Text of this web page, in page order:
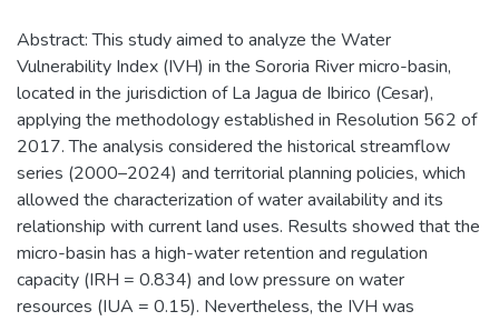
Abstract: This study aimed to analyze the Water
Vulnerability Index (IVH) in the Sororia River micro-basin,
located in the jurisdiction of La Jagua de Ibirico (Cesar),
applying the methodology established in Resolution 562 of
2017. The analysis considered the historical streamflow
series (2000–2024) and territorial planning policies, which
allowed the characterization of water availability and its
relationship with current land uses. Results showed that the
micro-basin has a high-water retention and regulation
capacity (IRH = 0.834) and low pressure on water
resources (IUA = 0.15). Nevertheless, the IVH was